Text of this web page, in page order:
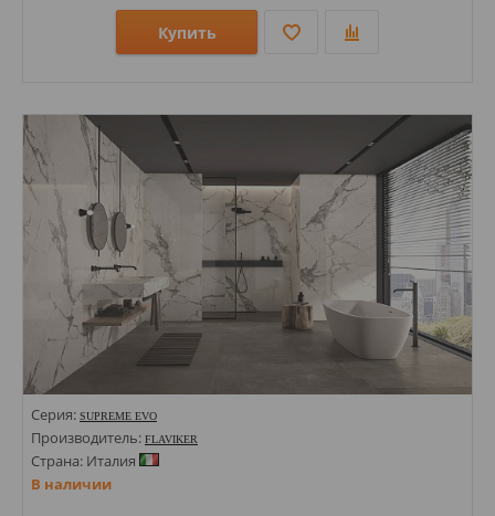
Купить
Стили: Под камень; Под бетон;
Цвета:
Серия: SUPREME EVO
Производитель: FLAVIKER
Страна: Италия
В наличии